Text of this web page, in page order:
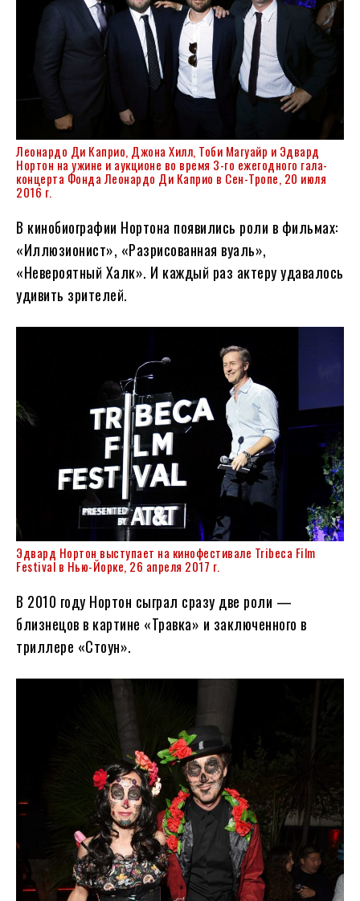
Леонардо Ди Каприо, Джона Хилл, Тоби Магуайр и Эдвард
Нортон на ужине и аукционе во время 3-го ежегодного гала-
концерта Фонда Леонардо Ди Каприо в Сен-Тропе, 20 июля
2016 г.
В кинобиографии Нортона появились роли в фильмах:
«Иллюзионист», «Разрисованная вуаль»,
«Невероятный Халк». И каждый раз актеру удавалось
удивить зрителей.
Эдвард Нортон выступает на кинофестивале Tribeca Film
Festival в Нью-Йорке, 26 апреля 2017 г.
В 2010 году Нортон сыграл сразу две роли —
близнецов в картине «Травка» и заключенного в
триллере «Стоун».